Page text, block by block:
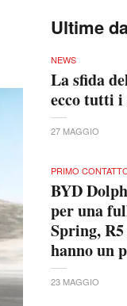
Ultime
NEWS
La sfida
ecco tutti i
27 MAGGIO
PRIMO
BYD
per una
Spring,
hanno un
23 MAGGIO